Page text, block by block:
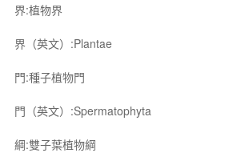
界:植物界
界（英文）:Plantae
門:種子植物門
門（英文）:Spermatophyta
綱:雙子葉植物綱